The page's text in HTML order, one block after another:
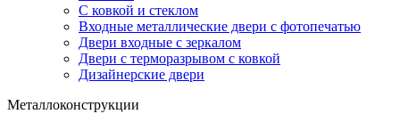
С ковкой и стеклом
Входные металлические двери с фотопечатью
Двери входные с зеркалом
Двери с терморазрывом с ковкой
Дизайнерские двери
Металлоконструкции